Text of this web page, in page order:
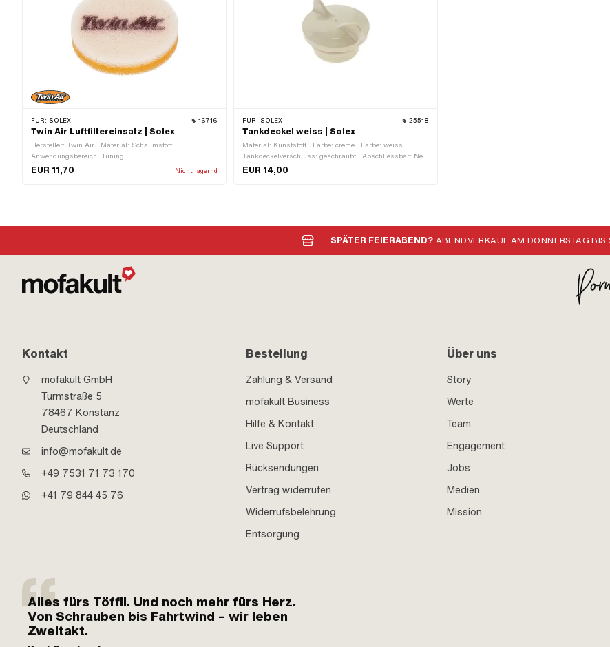
FÜR: SOLEX 16716
Twin Air Luftfiltereinsatz | Solex
Hersteller: Twin Air · Material: Schaumstoff ·
Anwendungsbereich: Tuning
EUR 11,70 Nicht lagernd
FÜR: SOLEX 25518
Tankdeckel weiss | Solex
Material: Kunststoff · Farbe: creme · Farbe: weiss ·
Tankdeckelverschluss: geschraubt · Abschliessbar: Nein
· Entlüftet: Ja · Ø Kopf aussen: 46.5 mm · Höhe: 32.5
EUR 14,00
SPÄTER FEIERABEND? ABENDVERKAUF AM DONNERSTAG
Kontakt
mofakult GmbH
Turmstraße 5
78467 Konstanz
Deutschland
info@mofakult.de
+49 7531 71 73 170
+41 79 844 45 76
Bestellung
Zahlung & Versand
mofakult Business
Hilfe & Kontakt
Live Support
Rücksendungen
Vertrag widerrufen
Widerrufsbelehrung
Entsorgung
Über uns
Story
Werte
Team
Engagement
Jobs
Medien
Mission
Alles fürs Töffli. Und noch mehr fürs Herz.
Von Schrauben bis Fahrtwind – wir leben
Zweitakt.